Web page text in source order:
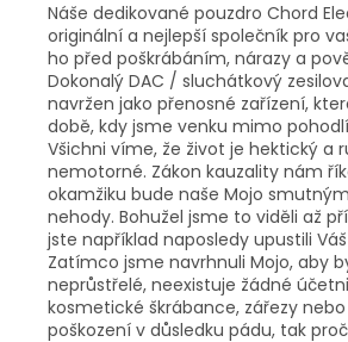
Náše dedikované pouzdro Chord
originální a nejlepší společník pro
ho před poškrábáním, nárazy a
Dokonalý DAC / sluchátkový
navržen jako přenosné zařízení,
době, kdy jsme venku mimo
Všichni víme, že život je hektický a
nemotorné. Zákon kauzality nám
okamžiku bude naše Mojo
nehody. Bohužel jsme to viděli až
jste například naposledy upustili
Zatímco jsme navrhnuli Mojo, aby
neprůstřelé, neexistuje žádné
kosmetické škrábance, zářezy
poškození v důsledku pádu, tak